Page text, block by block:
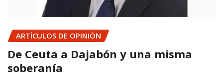
ARTÍCULOS DE OPINIÓN
De Ceuta a Dajabón y una misma
soberanía